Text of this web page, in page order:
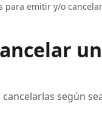
para emitir y/o
según